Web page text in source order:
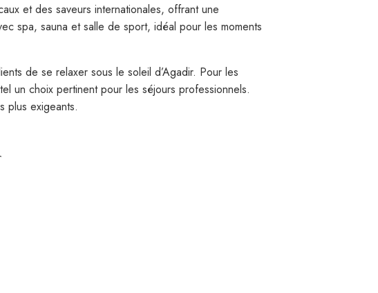
et des saveurs internationales, offrant une
spa, sauna et salle de sport, idéal pour les moments
de se relaxer sous le soleil d’Agadir. Pour les
un choix pertinent pour les séjours professionnels.
plus exigeants.